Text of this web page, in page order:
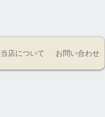
当店について お問い合わせ